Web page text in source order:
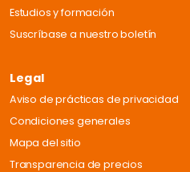
Estudios y formación
Suscríbase a nuestro boletín
Legal
Aviso de prácticas de privacidad
Condiciones generales
Mapa del sitio
Transparencia de precios